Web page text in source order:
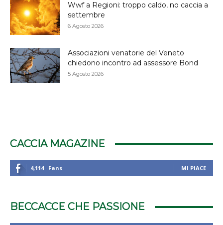
Wwf a Regioni: troppo caldo, no caccia a
settembre
6 Agosto 2026
Associazioni venatorie del Veneto
chiedono incontro ad assessore Bond
5 Agosto 2026
CACCIA MAGAZINE
4,114 Fans MI PIACE
BECCACCE CHE PASSIONE